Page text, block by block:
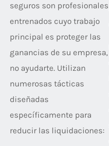
seguros son profesionales
entrenados cuyo trabajo
principal es proteger las
ganancias de su empresa,
no ayudarte. Utilizan
numerosas tácticas
diseñadas
específicamente para
reducir las liquidaciones: